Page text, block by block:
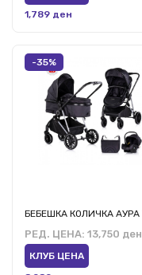
1,789 ден
-35%
РЕД. ЦЕНА: 13,750 ден
КЛУБ ЦЕНА